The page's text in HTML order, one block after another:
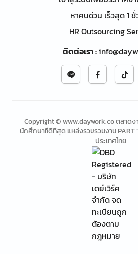
หาคนด่วน เร็วสุด 1 ชั่
HR Outsourcing
ติดต่อเรา:
Copyright © www.daywork.co ตลาดง
นักศึกษาที่ดีที่สุด แหล่งรวบรวมงาน PART
ประเทศไทย